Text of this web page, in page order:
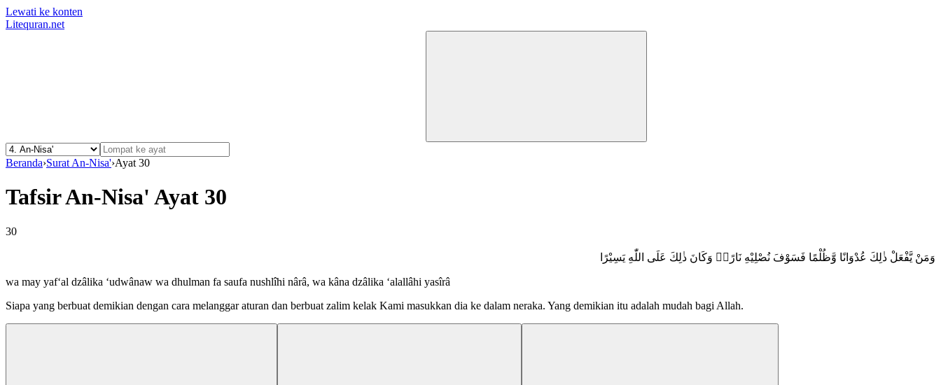
Lewati ke konten
Litequran.net
Beranda›Surat An-Nisa'›Ayat 30
Tafsir An-Nisa' Ayat 30
30
وَمَنْ يَّفْعَلْ ذٰلِكَ عُدْوَانًا وَّظُلْمًا فَسَوْفَ نُصْلِيْهِ نَارًاۗ وَكَانَ ذٰلِكَ عَلَى اللّٰهِ يَسِيْرًا
wa may yaf‘al dzâlika ‘udwânaw wa dhulman fa saufa nushlîhi nârâ, wa kâna dzâlika ‘alallâhi yasîrâ
Siapa yang berbuat demikian dengan cara melanggar aturan dan berbuat zalim kelak Kami masukkan dia ke dalam neraka. Yang demikian itu adalah mudah bagi Allah.